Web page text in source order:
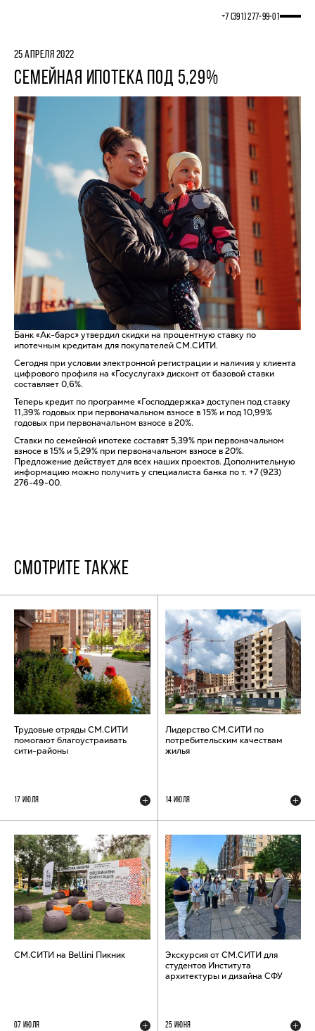
+7 (391) 277‒99‒01
25 АПРЕЛЯ 2022
СЕМЕЙНАЯ ИПОТЕКА ПОД 5,29%
Банк «Ак-барс» утвердил скидки на процентную ставку по
ипотечным кредитам для покупателей СМ.СИТИ.
Сегодня при условии электронной регистрации и наличия у клиента
цифрового профиля на «Госуслугах» дисконт от базовой ставки
составляет 0,6%.
Теперь кредит по программе «Господдержка» доступен под ставку
11,39% годовых при первоначальном взносе в 15% и под 10,99%
годовых при первоначальном взносе в 20%.
Ставки по семейной ипотеке составят 5,39% при первоначальном
взносе в 15% и 5,29% при первоначальном взносе в 20%.
Предложение действует для всех наших проектов. Дополнительную
информацию можно получить у специалиста банка по т. +7 (923)
276-49-00.
СМОТРИТЕ ТАКЖЕ
Трудовые отряды СМ.СИТИ
помогают благоустраивать
сити-районы
17 ИЮЛЯ
Лидерство СМ.СИТИ по
потребительским качествам
жилья
14 ИЮЛЯ
СМ.СИТИ на Bellini Пикник
07 ИЮЛЯ
Экскурсия от СМ.СИТИ для
студентов Института
архитектуры и дизайна СФУ
25 ИЮНЯ